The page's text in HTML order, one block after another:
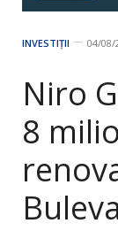
INVESTIȚII 04/08/
Niro
8